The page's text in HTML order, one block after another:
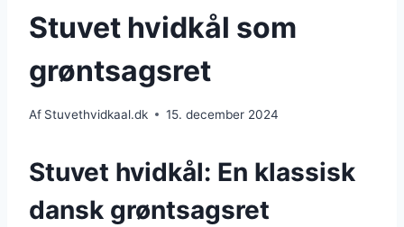
Stuvet hvidkål som
grøntsagsret
Af Stuvethvidkaal.dk 15. december 2024
Stuvet hvidkål: En klassisk
dansk grøntsagsret